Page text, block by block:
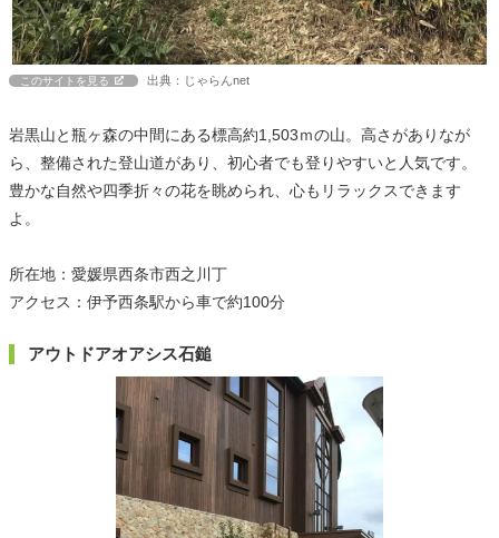
このサイトを見る 出典：じゃらんnet
岩黒山と瓶ヶ森の中間にある標高約1,503ｍの山。高さがありなが
ら、整備された登山道があり、初心者でも登りやすいと人気です。
豊かな自然や四季折々の花を眺められ、心もリラックスできます
よ。
所在地：愛媛県西条市西之川丁
アクセス：伊予西条駅から車で約100分
アウトドアオアシス石鎚